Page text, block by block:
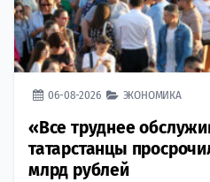
06-08-2026 ЭКОНОМИКА
«Все труднее
татарстанцы
млрд рублей